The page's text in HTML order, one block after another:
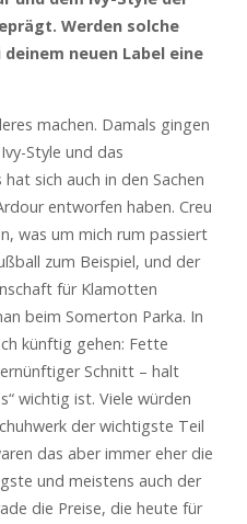
Werden solche
neuen Label eine
machen. Damals gingen
Style und das
sich auch in den Sachen
entworfen haben. Creu
was um mich rum passiert
zum Beispiel, und der
für Klamotten
beim Somerton Parka. In
künftig gehen: Fette
Schnitt – halt
wichtig ist. Viele würden
der wichtigste Teil
das aber immer eher die
und meistens auch der
die Preise, die heute für